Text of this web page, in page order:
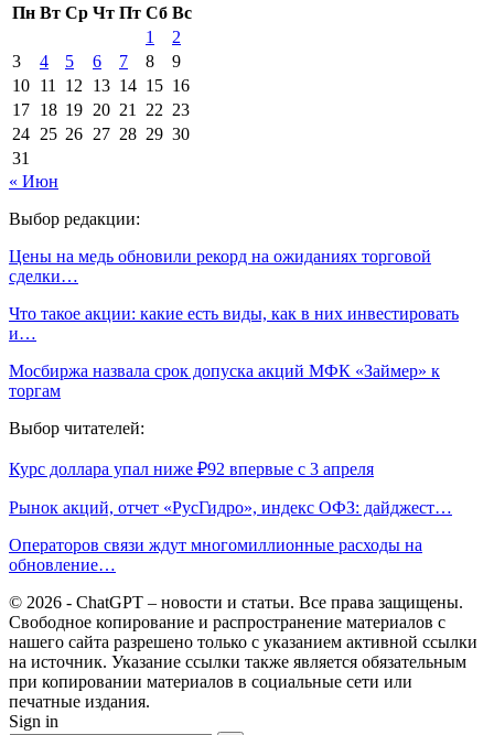
Пн Вт Ср Чт Пт Сб Вс
1
2
3
4 5 6 7 8
9
10 11 12 13 14 15 16
17 18 19 20 21 22 23
24 25 26 27 28 29 30
31
« Июн
Выбор редакции:
Цены на медь обновили рекорд на ожиданиях торговой
сделки…
Что такое акции: какие есть виды, как в них инвестировать
и…
Мосбиржа назвала срок допуска акций МФК «Займер» к
торгам
Выбор читателей:
Курс доллара упал ниже ₽92 впервые с 3 апреля
Рынок акций, отчет «РусГидро», индекс ОФЗ: дайджест…
Операторов связи ждут многомиллионные расходы на
обновление…
© 2026 - ChatGPT – новости и статьи. Все права защищены.
Свободное копирование и распространение материалов с
нашего сайта разрешено только с указанием активной ссылки
на источник. Указание ссылки также является обязательным
при копировании материалов в социальные сети или
печатные издания.
Sign in